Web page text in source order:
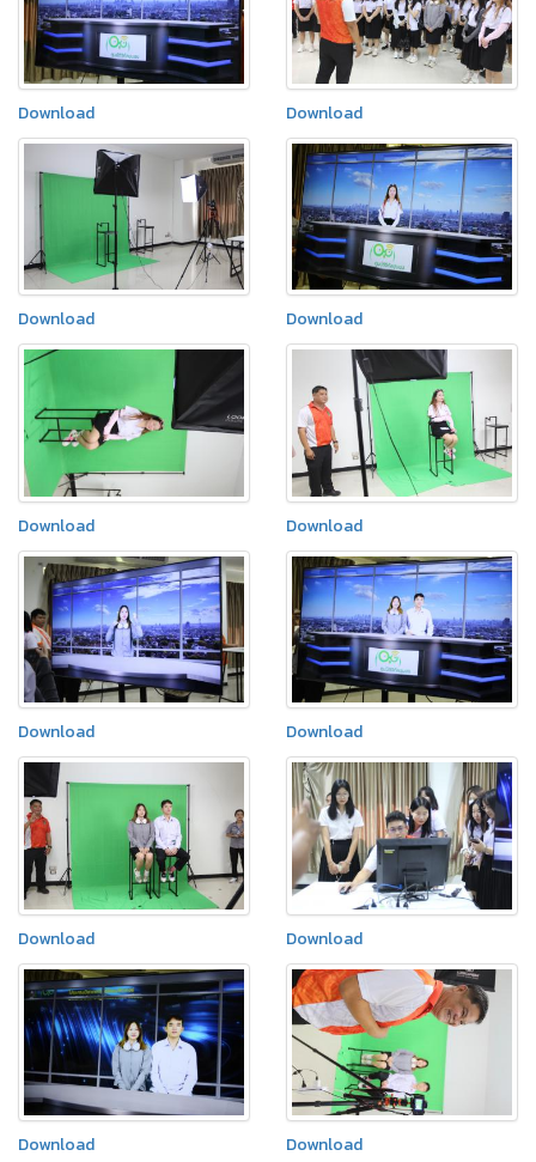
Download Download
Download Download
Download Download
Download Download
Download Download
Download Download